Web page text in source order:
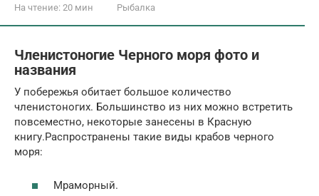
На чтение: 20 мин Рыбалка
Членистоногие Черного моря фото и
названия
У побережья обитает большое количество
членистоногих. Большинство из них можно встретить
повсеместно, некоторые занесены в Красную
книгу.Распространены такие виды крабов черного
моря:
Мраморный.